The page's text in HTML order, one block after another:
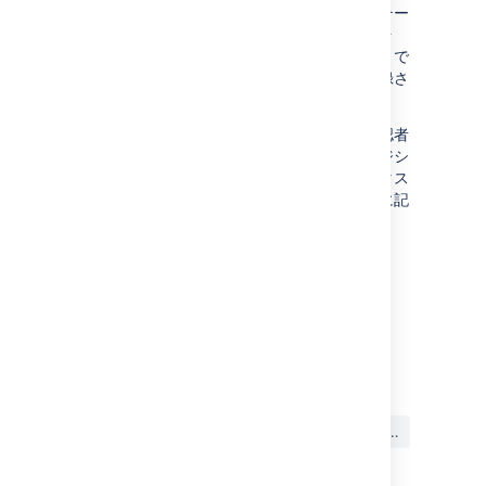
ランジションのワークフローで定義されたステー
タスに移行します。2 人以上の承認が必要な場
合、ステータスはすべての承認者が応答するまで
変わらず、応答済みの承認はリクエストに記録さ
リクエストを却下した（またはいずれかの承認者
が却下した）場合、リクエストは却下トランジシ
ョンのワークフローで定義されているステータス
に自動的に移動し、却下の返答はリクエストに記
いいえ